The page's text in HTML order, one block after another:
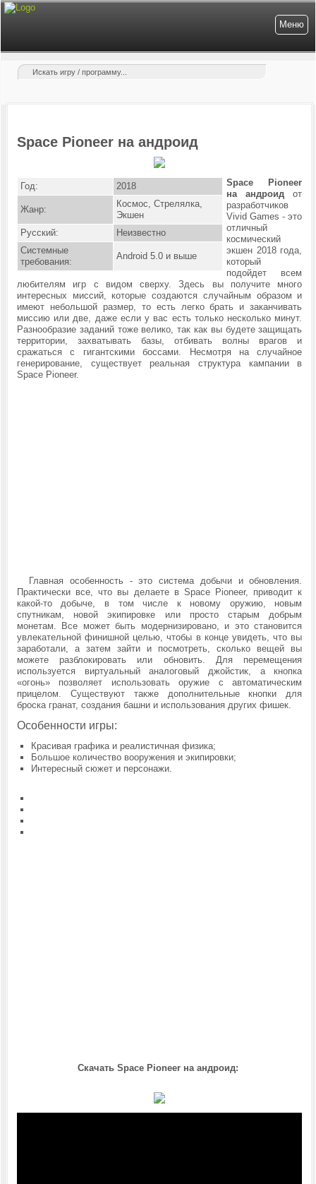
Меню
Space Pioneer на андроид
Год: 2018
Жанр:
Космос, Стрелялка,
Экшен
Русский:
Неизвестно
Системные
требования:
Android 5.0 и выше
Space Pioneer
на андроидот
разработчиков
Vivid Games - это
отличный
космический
экшен 2018 года,
который
подойдет всем
любителям игр с видом сверху. Здесь вы получите много
интересных миссий, которые создаются случайным образом и
имеют небольшой размер, то есть легко брать и заканчивать
миссию или две, даже если у вас есть только несколько минут.
Разнообразие заданий тоже велико, так как вы будете защищать
территории, захватывать базы, отбивать волны врагов и
сражаться с гигантскими боссами. Несмотря на случайное
генерирование, существует реальная структура кампании в
Space Pioneer.
Главная особенность - это система добычи и обновления.
Практически все, что вы делаете в Space Pioneer, приводит к
какой-то добыче, в том числе к новому оружию, новым
спутникам, новой экипировке или просто старым добрым
монетам. Все может быть модернизировано, и это становится
увлекательной финишной целью, чтобы в конце увидеть, что вы
заработали, а затем зайти и посмотреть, сколько вещей вы
можете разблокировать или обновить. Для перемещения
используется виртуальный аналоговый джойстик, а кнопка
«огонь» позволяет использовать оружие с автоматическим
прицелом. Существуют также дополнительные кнопки для
броска гранат, создания башни и использования других фишек.
Особенности игры:
Красивая графика и реалистичная физика;
Большое количество вооружения и экипировки;
Интересный сюжет и персонажи.
Скачать Space Pioneer на андроид: